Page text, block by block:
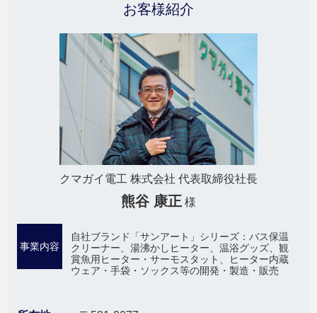
お客様紹介
クマガイ電工 株式会社 代表取締役社長
熊谷 康正様
事業内容
自社ブランド「サンアート」シリーズ：バス保温
クリーナー、湯沸かしヒーター、温浴グッズ、観
賞魚用ヒーター・サーモスタット、ヒーター内蔵
ウェア・手袋・ソックス等の開発・製造・販売